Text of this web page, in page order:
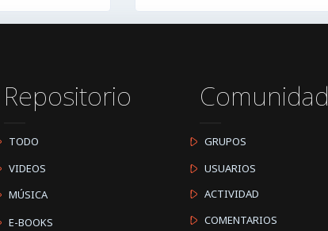
Repositorio
TODO
VIDEOS
MÚSICA
E-BOOKS
Comunidad
GRUPOS
USUARIOS
ACTIVIDAD
COMENTARIOS